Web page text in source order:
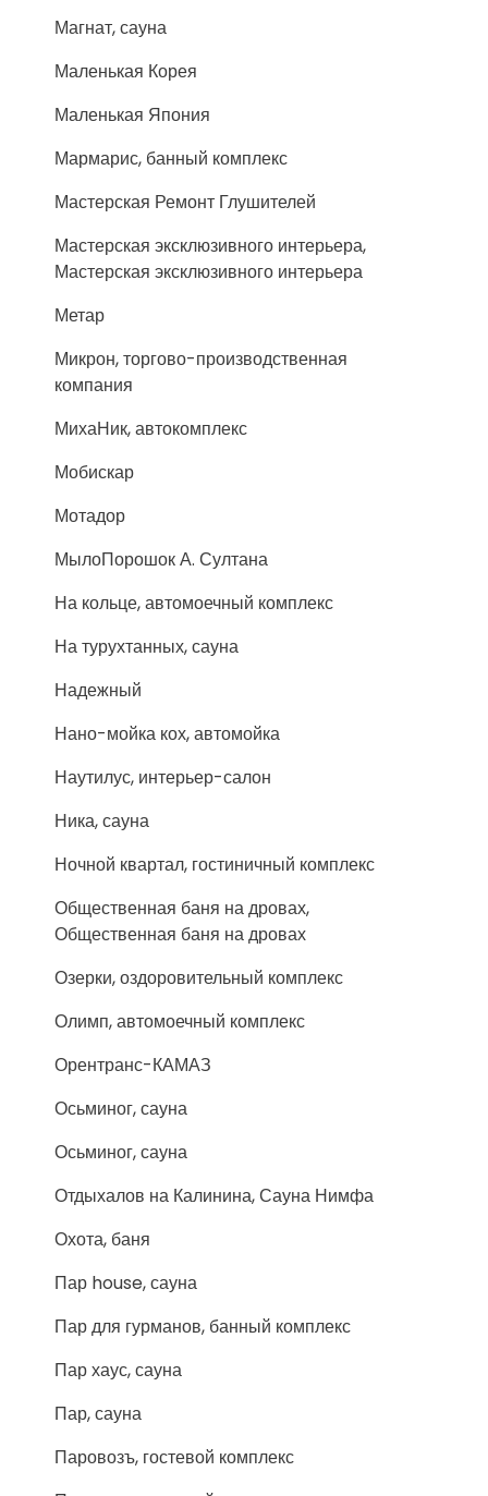
Магнат, сауна
Маленькая Корея
Маленькая Япония
Мармарис, банный комплекс
Мастерская Ремонт Глушителей
Мастерская эксклюзивного интерьера,
Мастерская эксклюзивного интерьера
Метар
Микрон, торгово-производственная
компания
МихаНик, автокомплекс
Мобискар
Мотадор
МылоПорошок А. Султана
На кольце, автомоечный комплекс
На турухтанных, сауна
Надежный
Нано-мойка кох, автомойка
Наутилус, интерьер-салон
Ника, сауна
Ночной квартал, гостиничный комплекс
Общественная баня на дровах,
Общественная баня на дровах
Озерки, оздоровительный комплекс
Олимп, автомоечный комплекс
Орентранс-КАМАЗ
Осьминог, сауна
Осьминог, сауна
Отдыхалов на Калинина, Сауна Нимфа
Охота, баня
Пар house, сауна
Пар для гурманов, банный комплекс
Пар хаус, сауна
Пар, сауна
Паровозъ, гостевой комплекс